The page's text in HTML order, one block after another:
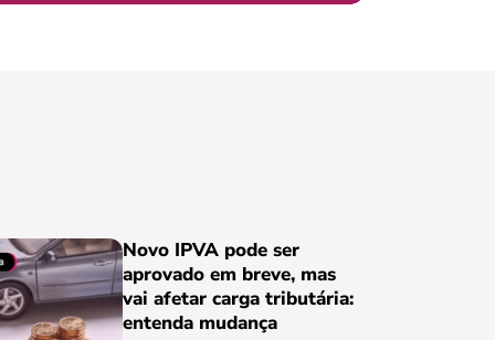
Novo IPVA pode ser
aprovado em breve, mas
vai afetar carga tributária:
entenda mudança